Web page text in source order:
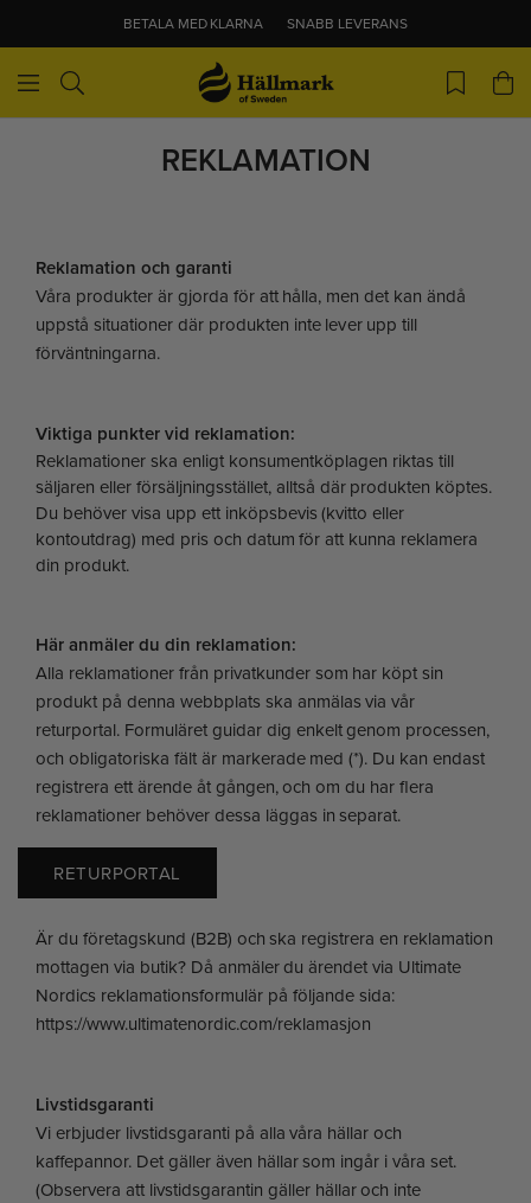
BETALA MED KLARNA SNABB LEVERANS
REKLAMATION
Reklamation och garanti
Våra produkter är gjorda för att hålla, men det kan ändå
uppstå situationer där produkten inte lever upp till
förväntningarna.
Viktiga punkter vid reklamation:
Reklamationer ska enligt konsumentköplagen riktas till
säljaren eller försäljningsstället, alltså där produkten köptes.
Du behöver visa upp ett inköpsbevis (kvitto eller
kontoutdrag) med pris och datum för att kunna reklamera
din produkt.
Här anmäler du din reklamation:
Alla reklamationer från privatkunder som har köpt sin
produkt på denna webbplats ska anmälas via vår
returportal. Formuläret guidar dig enkelt genom processen,
och obligatoriska fält är markerade med (*). Du kan endast
registrera ett ärende åt gången, och om du har flera
reklamationer behöver dessa läggas in separat.
RETURPORTAL
Är du företagskund (B2B) och ska registrera en reklamation
mottagen via butik? Då anmäler du ärendet via Ultimate
Nordics reklamationsformulär på följande sida:
https://www.ultimatenordic.com/reklamasjon
Livstidsgaranti
Vi erbjuder livstidsgaranti på alla våra hällar och
kaffepannor. Det gäller även hällar som ingår i våra set.
(Observera att livstidsgarantin gäller hällar och inte